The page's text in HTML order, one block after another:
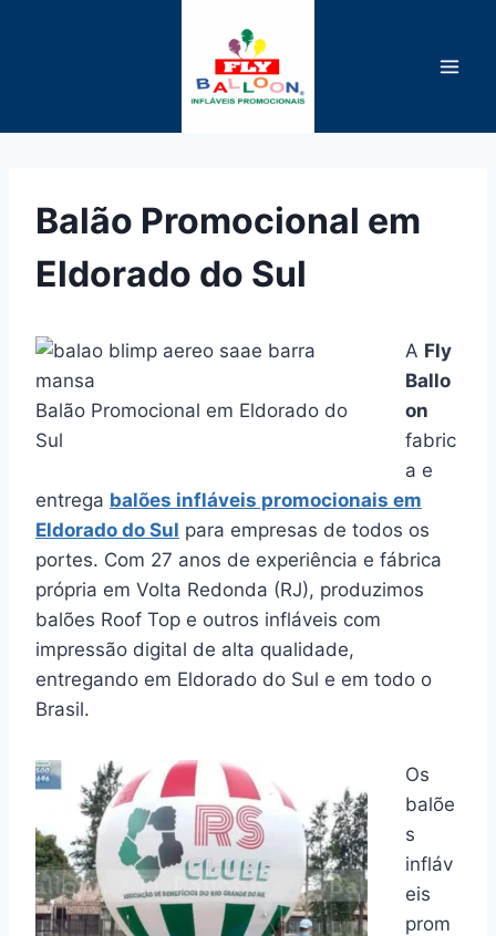
Balão Promocional em
Eldorado do Sul
Balão Promocional em Eldorado do
Sul
A Fly
Ballo
on
fabric
a e
entrega balões infláveis promocionais em
Eldorado do Sul para empresas de todos os
portes. Com 27 anos de experiência e fábrica
própria em Volta Redonda (RJ), produzimos
balões Roof Top e outros infláveis com
impressão digital de alta qualidade,
entregando em Eldorado do Sul e em todo o
Brasil.
Os
balõe
s
infláv
eis
prom